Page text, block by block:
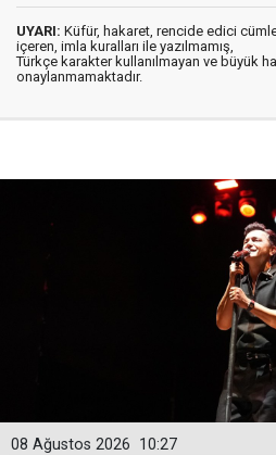
UYARI: Küfür, hakaret, rencide edici
içeren, imla kuralları ile yazılmamış,
Türkçe karakter kullanılmayan ve büyük
onaylanmamaktadır.
10:27
08 Ağustos 2026